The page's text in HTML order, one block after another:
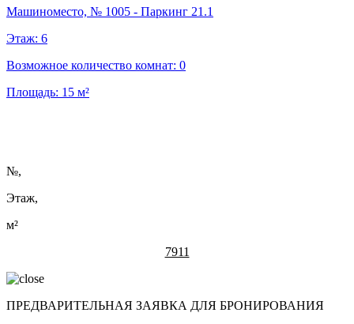
Машиноместо, № 1005 - Паркинг 21.1
Этаж: 6
Возможное количество комнат: 0
Площадь: 15 м²
№,
Этаж,
м²
7911
ПРЕДВАРИТЕЛЬНАЯ ЗАЯВКА ДЛЯ БРОНИРОВАНИЯ